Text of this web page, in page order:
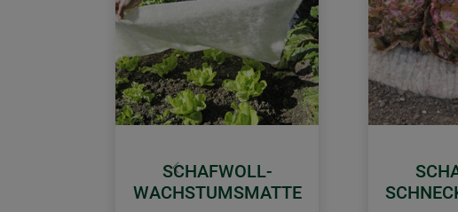
SCHAFWOLL-
WACHSTUMSMATTE
Zurück